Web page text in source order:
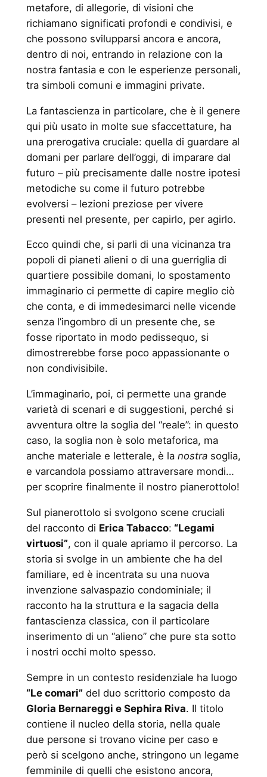
metafore, di allegorie, di visioni che
richiamano significati profondi e condivisi, e
che possono svilupparsi ancora e ancora,
dentro di noi, entrando in relazione con la
nostra fantasia e con le esperienze personali,
tra simboli comuni e immagini private.
La fantascienza in particolare, che è il genere
qui più usato in molte sue sfaccettature, ha
una prerogativa cruciale: quella di guardare al
domani per parlare dell’oggi, di imparare dal
futuro – più precisamente dalle nostre ipotesi
metodiche su come il futuro potrebbe
evolversi – lezioni preziose per vivere
presenti nel presente, per capirlo, per agirlo.
Ecco quindi che, si parli di una vicinanza tra
popoli di pianeti alieni o di una guerriglia di
quartiere possibile domani, lo spostamento
immaginario ci permette di capire meglio ciò
che conta, e di immedesimarci nelle vicende
senza l’ingombro di un presente che, se
fosse riportato in modo pedissequo, si
dimostrerebbe forse poco appassionante o
non condivisibile.
L’immaginario, poi, ci permette una grande
varietà di scenari e di suggestioni, perché si
avventura oltre la soglia del “reale”: in questo
caso, la soglia non è solo metaforica, ma
anche materiale e letterale, è la nostrasoglia,
e varcandola possiamo attraversare mondi…
per scoprire finalmente il nostro pianerottolo!
Sul pianerottolo si svolgono scene cruciali
del racconto di Erica Tabacco: “Legami
virtuosi”, con il quale apriamo il percorso. La
storia si svolge in un ambiente che ha del
familiare, ed è incentrata su una nuova
invenzione salvaspazio condominiale; il
racconto ha la struttura e la sagacia della
fantascienza classica, con il particolare
inserimento di un “alieno” che pure sta sotto
i nostri occhi molto spesso.
Sempre in un contesto residenziale ha luogo
“Le comari”del duo scrittorio composto da
Gloria Bernareggi e Sephira Riva. Il titolo
contiene il nucleo della storia, nella quale
due persone si trovano vicine per caso e
però si scelgono anche, stringono un legame
femminile di quelli che esistono ancora,